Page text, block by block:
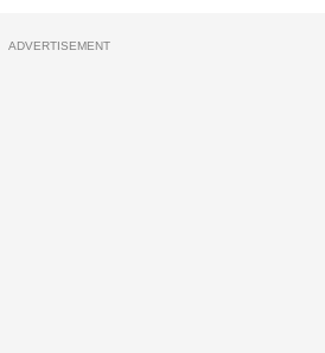
ADVERTISEMENT